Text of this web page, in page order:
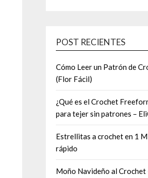
POST RECIENTES
Cómo Leer un Patrón de
(Flor Fácil)
¿Qué es el Crochet
para tejer sin patrones –
Estrellitas a crochet en 1
rápido
Moño Navideño al Crochet